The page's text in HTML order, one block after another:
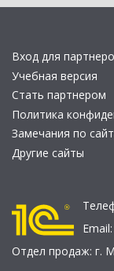
Вход для
Учебная версия
Стать партнером
Политика
Замечания по
Другие сайты
Email:
Отдел продаж: г.